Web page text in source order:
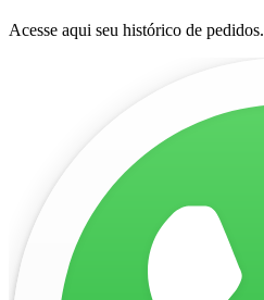
Acesse aqui seu histórico de pedidos.